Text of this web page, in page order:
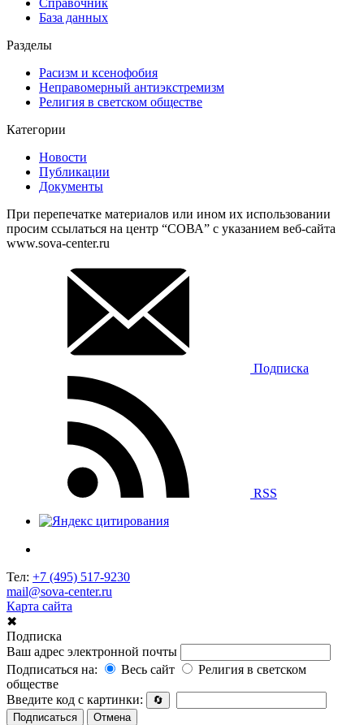
Справочник
База данных
Разделы
Расизм и ксенофобия
Неправомерный антиэкстремизм
Религия в светском обществе
Категории
Новости
Публикации
Документы
При перепечатке материалов или ином их использовании
просим ссылаться на центр “СОВА” с указанием веб-сайта
www.sova-center.ru
Подписка
RSS
Тел: +7 (495) 517-9230
mail@sova-center.ru
Карта сайта
✖
Подписка
Ваш адрес электронной почты
Подписаться на:
Весь сайт
Религия в светском
обществе
Введите код с картинки:
🔄
Подписаться
Отмена